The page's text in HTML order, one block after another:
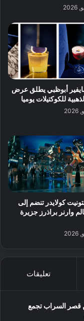
أبوظبي يطلق عرض
للكوكتيلات يوميا
كولايدر تنضم إلى
وارنر براذرز جزيرة
تعليقات
السراب تجمع